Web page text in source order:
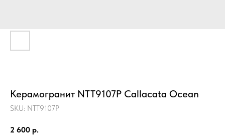
Керамогранит NTT9107P Callacata Ocean
SKU: NTT9107P
2 600 р.